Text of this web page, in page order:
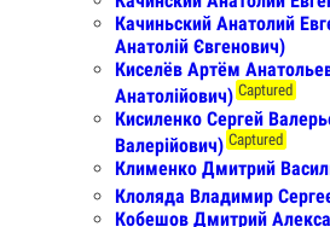
Качиньский Анатолий
Анатолій Євгенович)
Киселёв Артём
Анатолійович) Captured
Кисиленко Сергей
Валерійович) Captured
Клименко Дмитрий
Клоляда Владимир
Кобешов Дмитрий